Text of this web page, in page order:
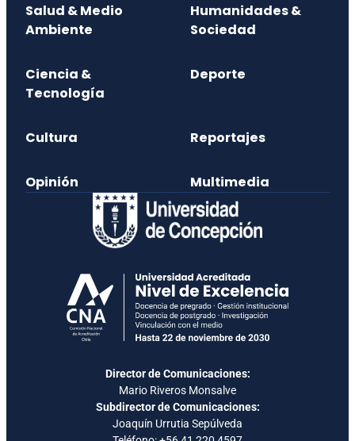
Salud & Medio
Ambiente
Humanidades &
Sociedad
Ciencia &
Tecnología
Deporte
Cultura Reportajes
Opinión Multimedia
Director de Comunicaciones:
Mario Riveros Monsalve
Subdirector de Comunicaciones:
Joaquín Urrutia Sepúlveda